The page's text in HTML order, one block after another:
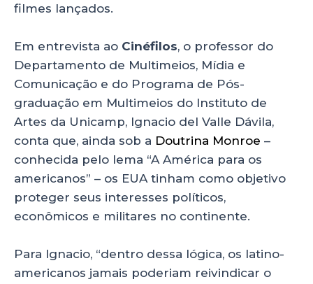
filmes lançados.
Em entrevista ao Cinéfilos, o professor do
Departamento de Multimeios, Mídia e
Comunicação e do Programa de Pós-
graduação em Multimeios do Instituto de
Artes da Unicamp, Ignacio del Valle Dávila,
conta que, ainda sob a Doutrina Monroe –
conhecida pelo lema “A América para os
americanos” – os EUA tinham como objetivo
proteger seus interesses políticos,
econômicos e militares no continente.
Para Ignacio, “dentro dessa lógica, os latino-
americanos jamais poderiam reivindicar o